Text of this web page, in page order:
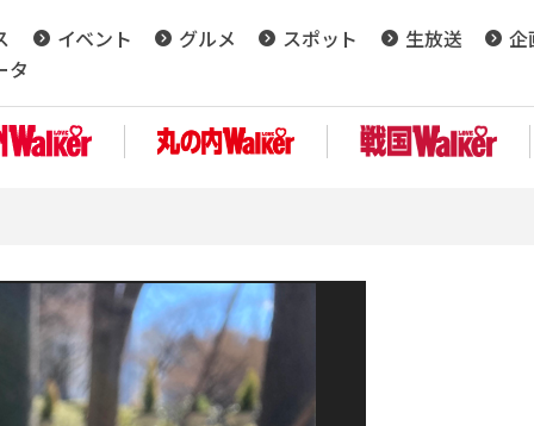
イベント グルメ スポット 生放送 企
タ